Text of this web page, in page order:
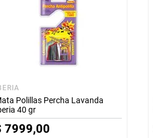
Polillas Percha Lavanda
40 gr
7999,00